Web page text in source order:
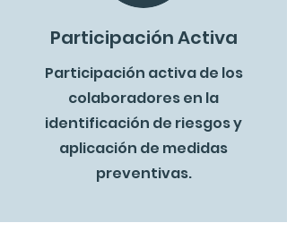
Participación Activa
Participación activa de los
colaboradores en la
identificación de riesgos y
aplicación de medidas
preventivas.